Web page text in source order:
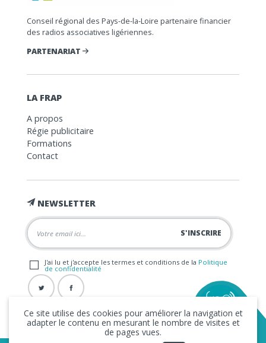
Conseil régional des Pays-de-la-Loire partenaire financier
des radios associatives ligériennes.
PARTENARIAT
LA FRAP
A propos
Régie publicitaire
Formations
Contact
NEWSLETTER
J'ai lu et j'accepte les termes et conditions de la Politique
de confidentialité
Ce site utilise des cookies pour améliorer la navigation et
adapter le contenu en mesurant le nombre de visites et
de pages vues.